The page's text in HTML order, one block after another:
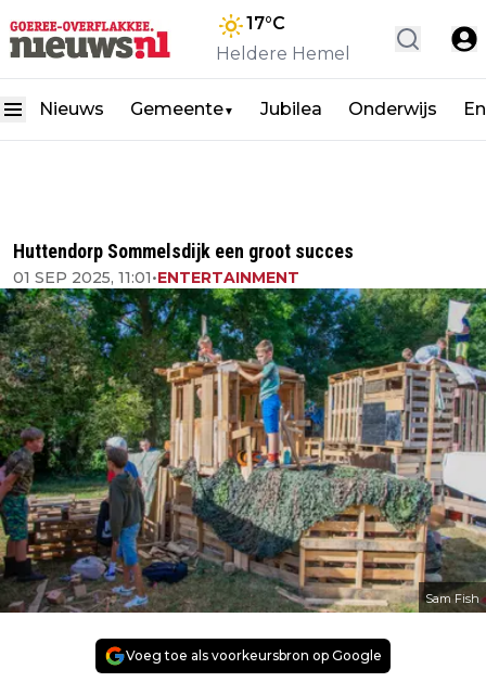
17°C
Heldere Hemel
Nieuws Gemeente▼ Jubilea Onderwijs
Huttendorp Sommelsdijk een groot succes
01 SEP 2025, 11:01•ENTERTAINMENT
Sam Fish
Voeg toe als voorkeursbron op Google